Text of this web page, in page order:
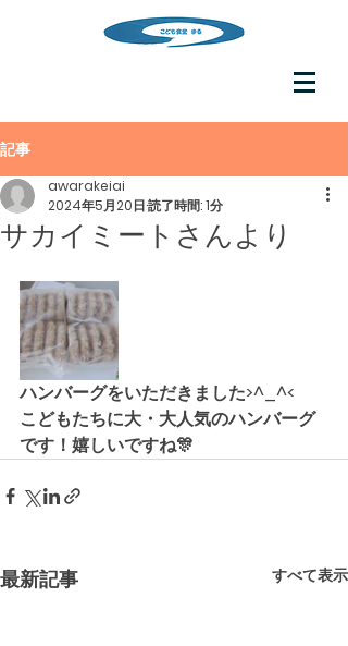
記事
サカイミートさんより
awarakeiai
2024年5月20日読了時間: 1分
ハンバーグをいただきました>^_^<
こどもたちに大・大人気のハンバーグ
です！嬉しいですね🎊
最新記事 すべて表示